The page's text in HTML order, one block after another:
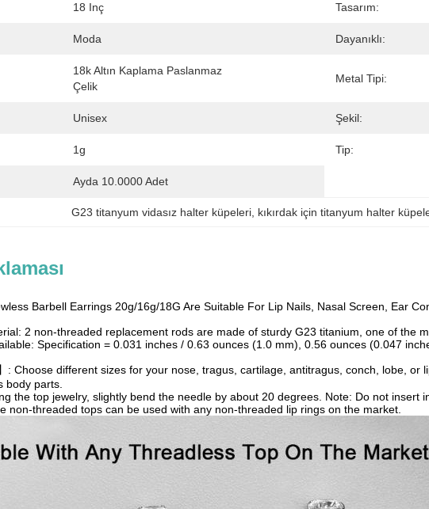
18 Inç Tasarım:
Moda Dayanıklı:
18k Altın Kaplama Paslanmaz
Çelik
Metal Tipi:
Unisex Şekil:
1g Tip:
Ayda 10.0000 Adet
G23 titanyum vidasız halter küpeleri kıkırdak için titanyum halter
Barbell Earrings 20g/16g/18G Are Suitable For Lip Nails, Nasal Screen, Ear
2 non-threaded replacement rods are made of sturdy G23 titanium, one of the
Specification = 0.031 inches / 0.63 ounces (1.0 mm), 0.56 ounces (0.047
: Choose different sizes for your nose, tragus, cartilage, antitragus, conch, lobe,
body parts.
the top jewelry, slightly bend the needle by about 20 degrees. Note: Do not insert
non-threaded tops can be used with any non-threaded lip rings on the market.